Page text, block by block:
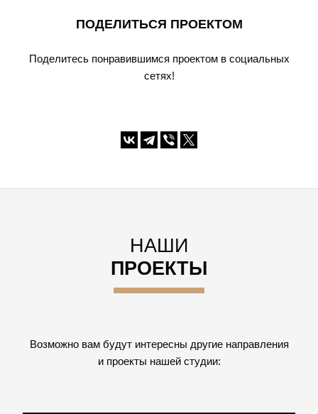
ПОДЕЛИТЬСЯ ПРОЕКТОМ
Поделитесь понравившимся проектом в социальных
сетях!
НАШИ
ПРОЕКТЫ
Возможно вам будут интересны другие направления
и проекты нашей студии: